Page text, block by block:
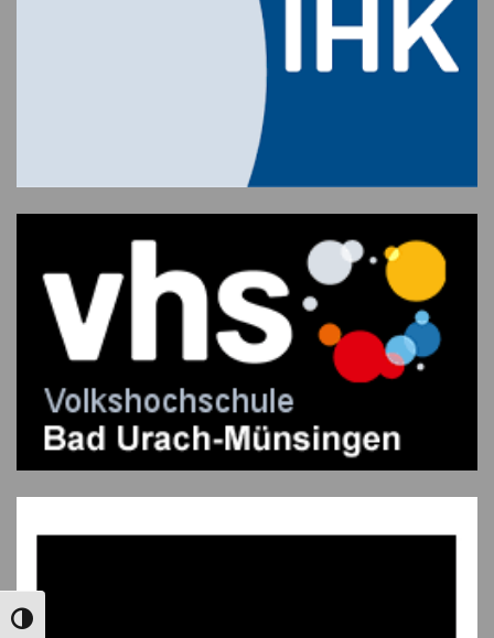
UMSCHALTEN AUF HOHE KONTRASTE